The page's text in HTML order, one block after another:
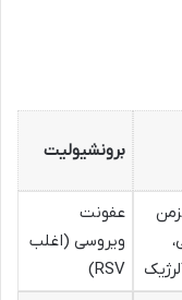
برونشیولیت
عفونت
ویروسی (اغلب
RSV)